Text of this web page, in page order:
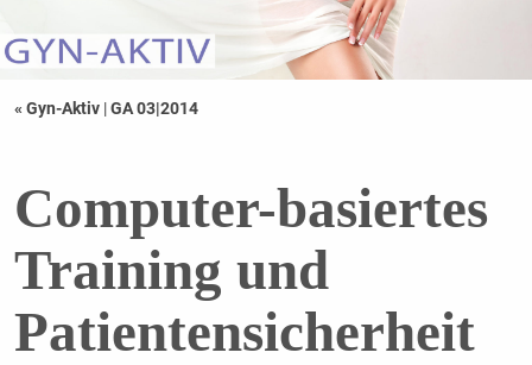
« Gyn-Aktiv |GA 03|2014
Computer-basiertes
Training und
Patientensicherheit